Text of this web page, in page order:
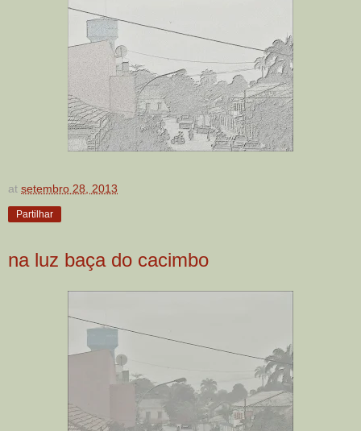
at setembro 28, 2013
Partilhar
na luz baça do cacimbo